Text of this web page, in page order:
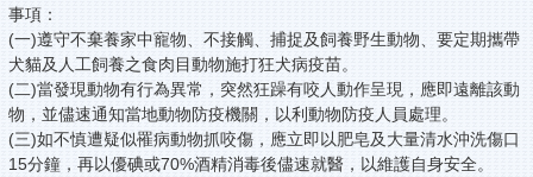
事項：
(一)遵守不棄養家中寵物、不接觸、捕捉及飼養野生動物、要定期攜帶
犬貓及人工飼養之食肉目動物施打狂犬病疫苗。
(二)當發現動物有行為異常，突然狂躁有咬人動作呈現，應即遠離該動
物，並儘速通知當地動物防疫機關，以利動物防疫人員處理。
(三)如不慎遭疑似罹病動物抓咬傷，應立即以肥皂及大量清水沖洗傷口
15分鐘，再以優碘或70%酒精消毒後儘速就醫，以維護自身安全。